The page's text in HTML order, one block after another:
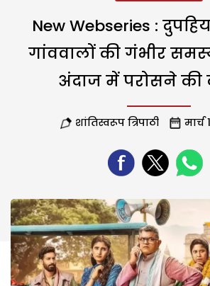
New Webseries :
गांववालों की गंभीर
अंदाज में परोसने की
शांतिस्वरूप त्रिपाठी मार्च